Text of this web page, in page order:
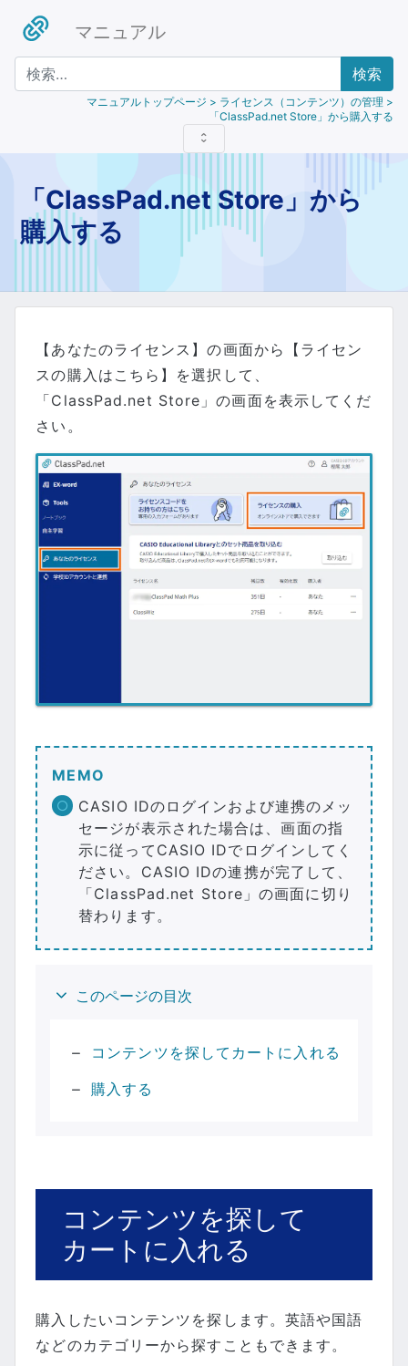
マニュアル
検索
マニュアルトップページ > ライセンス（コンテンツ）の管理 >
「ClassPad.net Store」から購入する
「ClassPad.net Store」から
購入する
【あなたのライセンス】の画面から【ライセン
スの購入はこちら】を選択して、
「ClassPad.net Store」の画面を表示してくだ
さい。
MEMO
CASIO IDのログインおよび連携のメッ
セージが表示された場合は、画面の指
示に従ってCASIO IDでログインしてく
ださい。CASIO IDの連携が完了して、
「ClassPad.net Store」の画面に切り
替わります。
このページの目次
コンテンツを探してカートに入れる
購入する
コンテンツを探して
カートに入れる
購入したいコンテンツを探します。英語や国語
などのカテゴリーから探すこともできます。